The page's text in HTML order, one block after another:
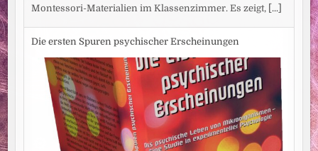
Montessori-Materialien im Klassenzimmer. Es zeigt, [...]
Die ersten Spuren psychischer Erscheinungen